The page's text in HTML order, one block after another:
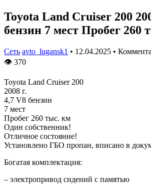
Toyota Land Cruiser 200
бензин 7 мест Пробег 260
Сеть avto_lugansk1 • 12.04.2025 •
👁 370
Toyota Land Cruiser 200
2008 г.
4,7 V8 бензин
7 мест
Пробег 260 тыс. км
Один собственник!
Отличное состояние!
Установлено ГБО пропан, вписано в
Богатая комплектация:
– электропривод сидений с памятью